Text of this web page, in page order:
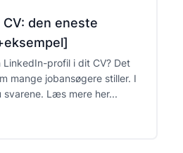
den eneste
LinkedIn-profil i dit CV? Det
mange jobansøgere stiller. I
Læs mere her...